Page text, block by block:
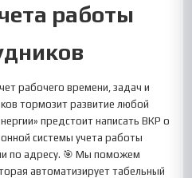
работы
рабочего времени, задач и
тормозит развитие любой
предстоит написать ВКР о
системы учета работы
по адресу. 🎯 Мы поможем
автоматизирует табельный